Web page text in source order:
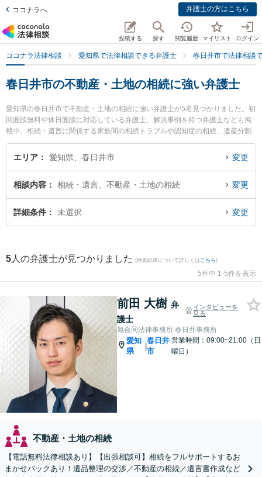
ココナラへ 弁護士の方はこちら
投稿する 探す 閲覧履歴 マイリスト ログイン
ココナラ法律相談 愛知県で法律相談できる弁護士 春日井市で法律相談
春日井市の不動産・土地の相続に強い弁護士
愛知県の春日井市で不動産・土地の相続に強い弁護士が5名見つかりました。初
回面談無料や休日面談に対応している弁護士、解決事例を持つ弁護士なども掲
載中。相続・遺言に関係する家族間の相続トラブルや認知症の相続、遺産分割
等の細かな分野での絞り込み検索もでき便利です。特に旭合同法律事務所 春日
井事務所の前田 大樹弁護士や弁護士法人中部法律事務所 春日井事務所の尾中
産・土地の相続のトラブルを今すぐに弁護士に相談したい』『不動産・土地の
相続のトラブル解決の実績豊富な近くの弁護士を検索したい』『初回相談無料
で不動産・土地の相続を法律相談できる春日井市内の弁護士に相談予約した
エリア 愛知県、春日井市 変更
相談内容 相続・遺言、不動産・土地の相続 変更
詳細条件 未選択 変更
5 人の弁護士が見つかりました (検索結果について詳しくは こちら)
5件中 1-5件を表示
前田 大樹 弁
護士
インタビューを
見る
旭合同法律事務所 春日井事務所
愛知
県
|
春日井
市
営業時間：09:00~21:00（日
曜日）
不動産・土地の相続
【電話無料法律相談あり】【出張相談可】相続をフルサポートするお
まかせパックあり！遺品整理の交渉／不動産の相続／遺言書作成など